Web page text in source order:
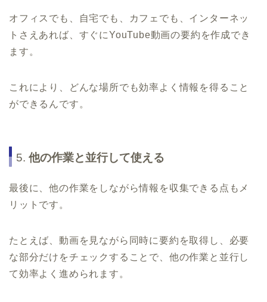
オフィスでも、自宅でも、カフェでも、インターネッ
トさえあれば、すぐにYouTube動画の要約を作成でき
ます。
これにより、どんな場所でも効率よく情報を得ること
ができるんです。
5. 他の作業と並行して使える
最後に、他の作業をしながら情報を収集できる点もメ
リットです。
たとえば、動画を見ながら同時に要約を取得し、必要
な部分だけをチェックすることで、他の作業と並行し
て効率よく進められます。